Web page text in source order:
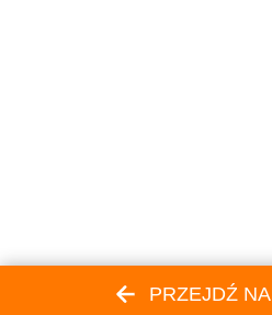
PRZEJDŹ NA